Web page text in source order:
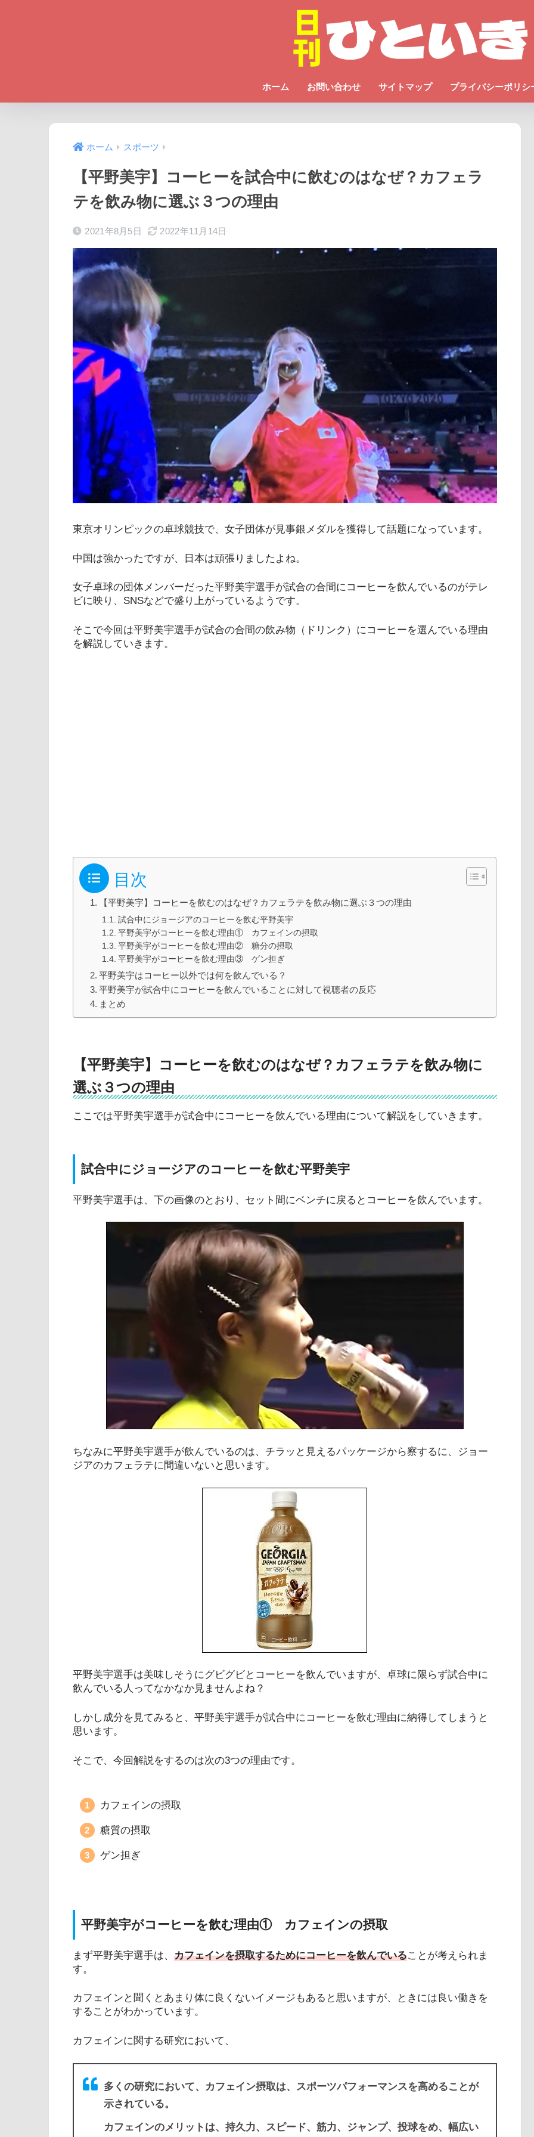
ホーム お問い合わせ サイトマップ プライバシーポリシ
ホーム スポーツ
【平野美宇】コーヒーを試合中に飲むのはなぜ？カフェラ
テを飲み物に選ぶ３つの理由
2021年8月5日 2022年11月14日
東京オリンピックの卓球競技で、女子団体が見事銀メダルを獲得して話題になっています。
中国は強かったですが、日本は頑張りましたよね。
女子卓球の団体メンバーだった平野美宇選手が試合の合間にコーヒーを飲んでいるのがテレ
ビに映り、SNSなどで盛り上がっているようです。
そこで今回は平野美宇選手が試合の合間の飲み物（ドリンク）にコーヒーを選んでいる理由
を解説していきます。
目次
【平野美宇】コーヒーを飲むのはなぜ？カフェラテを飲み物に選ぶ３つの理由
試合中にジョージアのコーヒーを飲む平野美宇
平野美宇がコーヒーを飲む理由① カフェインの摂取
平野美宇がコーヒーを飲む理由② 糖分の摂取
平野美宇がコーヒーを飲む理由③ ゲン担ぎ
平野美宇はコーヒー以外では何を飲んでいる？
平野美宇が試合中にコーヒーを飲んでいることに対して視聴者の反応
まとめ
【平野美宇】コーヒーを飲むのはなぜ？カフェラテを飲み物に
選ぶ３つの理由
ここでは平野美宇選手が試合中にコーヒーを飲んでいる理由について解説をしていきます。
試合中にジョージアのコーヒーを飲む平野美宇
平野美宇選手は、下の画像のとおり、セット間にベンチに戻るとコーヒーを飲んでいます。
ちなみに平野美宇選手が飲んでいるのは、チラッと見えるパッケージから察するに、ジョー
ジアのカフェラテに間違いないと思います。
平野美宇選手は美味しそうにグビグビとコーヒーを飲んでいますが、卓球に限らず試合中に
飲んでいる人ってなかなか見ませんよね？
しかし成分を見てみると、平野美宇選手が試合中にコーヒーを飲む理由に納得してしまうと
思います。
そこで、今回解説をするのは次の3つの理由です。
カフェインの摂取
糖質の摂取
ゲン担ぎ
平野美宇がコーヒーを飲む理由① カフェインの摂取
まず平野美宇選手は、 カフェインを摂取するためにコーヒーを飲んでいることが考えられま
す。
カフェインと聞くとあまり体に良くないイメージもあると思いますが、ときには良い働きを
することがわかっています。
カフェインに関する研究において、
多くの研究において、カフェイン摂取は、スポーツパフォーマンスを高めることが
示されている。
カフェインのメリットは、持久力、スピード、筋力、ジャンプ、投球をめ、幅広い